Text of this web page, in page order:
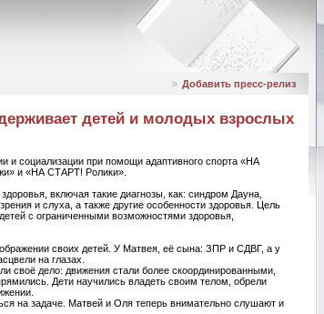
» Добавить пресс-релиз
детей и молодых взрослых
и социализации при помощи адаптивного спорта «НА
и «НА СТАРТ! Ролики».
включая такие диагнозы, как: синдром Дауна,
и слуха, а также другие особенности здоровья. Цель
с ограниченными возможностями здоровья,
своих детей. У Матвея, её сына: ЗПР и СДВГ, а у
на глазах.
своё дело: движения стали более скоординированными,
Дети научились владеть своим телом, обрели
на задаче. Матвей и Оля теперь внимательно слушают и